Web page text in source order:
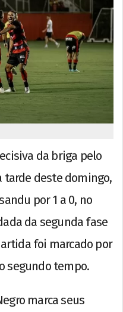
da briga pelo
tarde deste domingo,
por 1 a 0, no
da segunda fase
foi marcado por
segundo tempo.
marca seus